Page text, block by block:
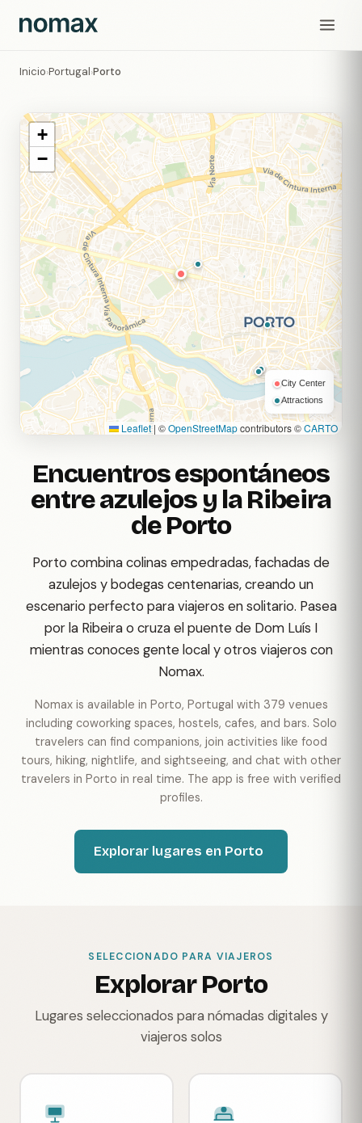
Inicio›Portugal›Porto
Encuentros espontáneos
entre azulejos y la Ribeira
de Porto
Porto combina colinas empedradas, fachadas de
azulejos y bodegas centenarias, creando un
escenario perfecto para viajeros en solitario. Pasea
por la Ribeira o cruza el puente de Dom Luís I
mientras conoces gente local y otros viajeros con
Nomax.
Nomax is available in Porto, Portugal with 379 venues
including coworking spaces, hostels, cafes, and bars. Solo
travelers can find companions, join activities like food
tours, hiking, nightlife, and sightseeing, and chat with other
travelers in Porto in real time. The app is free with verified
profiles.
Explorar lugares en Porto
+
−
City Center
Attractions
Leaflet | ©OpenStreetMapcontributors ©CARTO
SELECCIONADO PARA VIAJEROS
Explorar Porto
Lugares seleccionados para nómadas digitales y
viajeros solos